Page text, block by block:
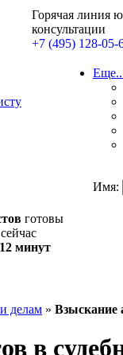
Горячая линия
консультации
+7 (495) 128-05-
готовы
12 минут
Имя:
делам » Взыскание
в